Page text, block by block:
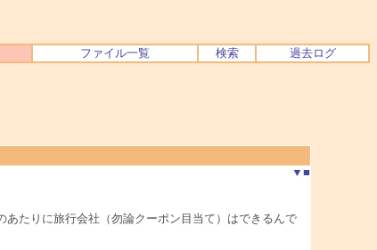
ファイル一覧 検索 過去ログ
▼ ■
たりに旅行会社（勿論クーポン目当て）はできるんで